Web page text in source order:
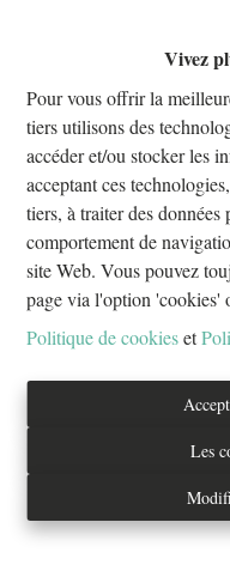
Vivez
Pour vous offrir la
tiers utilisons des
accéder et/ou stocker les
acceptant ces
tiers, à traiter des
comportement de
site Web. Vous pouvez
page via l'option 'cookies'
Politique de cookieset
Les
Oups,
À Vendre
Tél.